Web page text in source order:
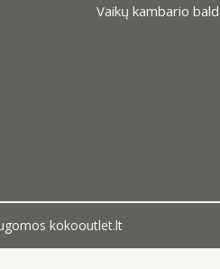
Vaikų kambario
kokooutlet.lt